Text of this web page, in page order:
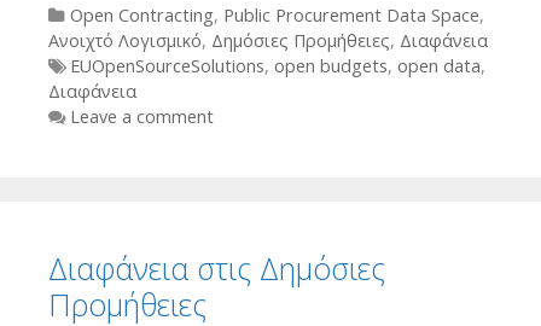
Categories
Open Contracting, Public Procurement Data Space,
Ανοιχτό Λογισμικό, Δημόσιες Προμήθειες, Διαφάνεια
Tags
EUOpenSourceSolutions, open budgets, open data,
Διαφάνεια
Leave a comment
Διαφάνεια στις Δημόσιες
Προμήθειες